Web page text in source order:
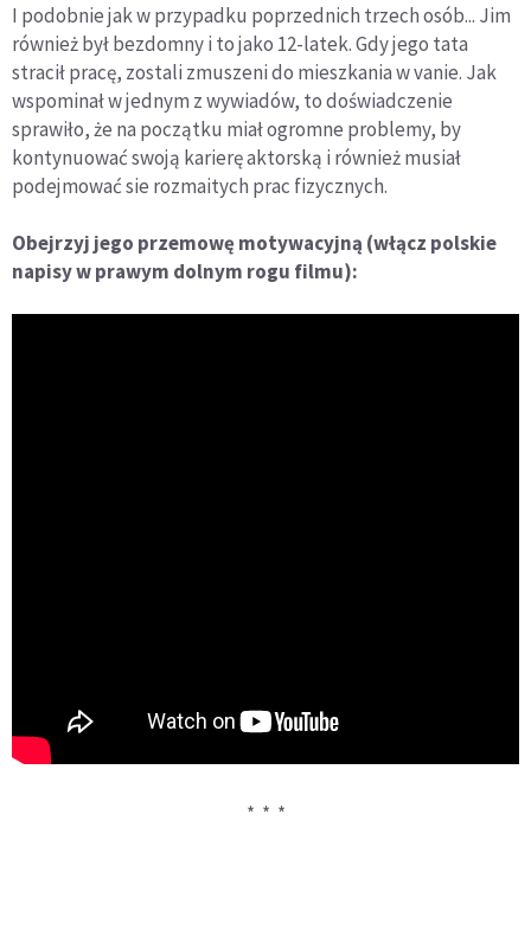
I podobnie jak w przypadku poprzednich trzech osób... Jim
również był bezdomny i to jako 12-latek. Gdy jego tata
stracił pracę, zostali zmuszeni do mieszkania w vanie. Jak
wspominał w jednym z wywiadów, to doświadczenie
sprawiło, że na początku miał ogromne problemy, by
kontynuować swoją karierę aktorską i również musiał
podejmować sie rozmaitych prac fizycznych.
Obejrzyj jego przemowę motywacyjną (włącz polskie
napisy w prawym dolnym rogu filmu):
* * *